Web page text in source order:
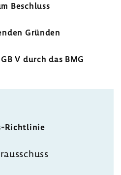
Beschluss
Gründen
V durch das BMG
​Richtlinie